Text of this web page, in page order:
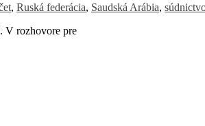
, Ruská federácia, Saudská Arábia,
V rozhovore pre